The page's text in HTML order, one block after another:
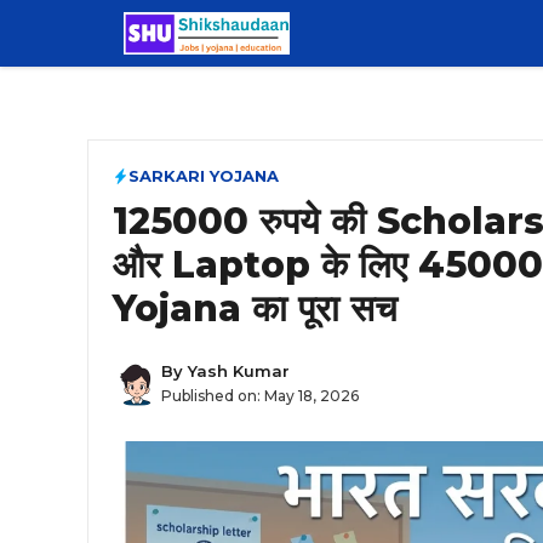
content
SARKARI YOJANA
125000 रुपये की
और Laptop के लिए
Yojana का पूरा सच
ByYash Kumar
Published on: May 18, 2026